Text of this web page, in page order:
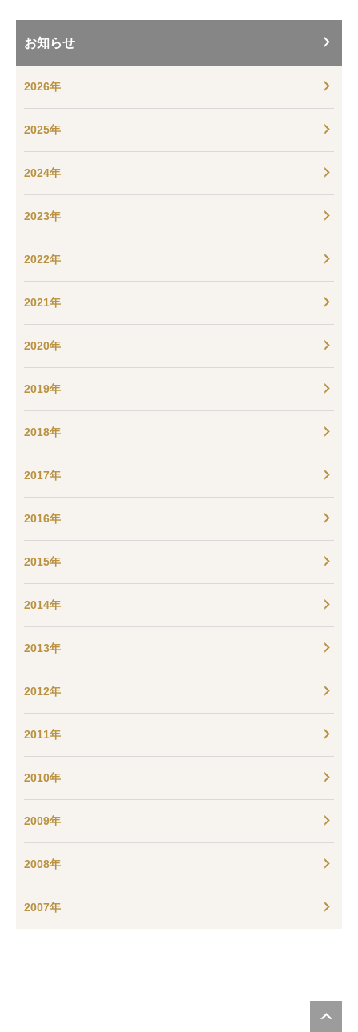
お知らせ
2026年
2025年
2024年
2023年
2022年
2021年
2020年
2019年
2018年
2017年
2016年
2015年
2014年
2013年
2012年
2011年
2010年
2009年
2008年
2007年